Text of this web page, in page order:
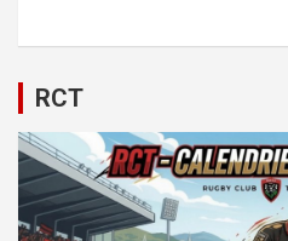
RCT